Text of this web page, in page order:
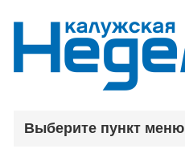
Выберите пункт меню